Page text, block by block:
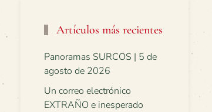
Artículos más recientes
Panoramas SURCOS | 5 de
agosto de 2026
Un correo electrónico
EXTRAÑO e inesperado